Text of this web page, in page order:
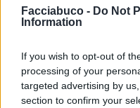
Facciabuco - Do Not
Information
If you wish to opt-out of
processing of your
targeted advertising by
section to confirm your